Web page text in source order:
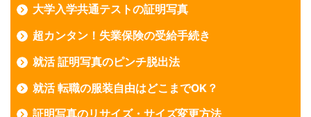
大学入学共通テストの証明写真
超カンタン！失業保険の受給手続き
就活 証明写真のピンチ脱出法
就活 転職の服装自由はどこまでOK？
証明写真のリサイズ・サイズ変更方法